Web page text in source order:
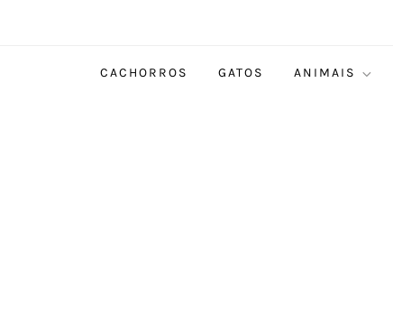
CACHORROS GATOS ANIMAIS